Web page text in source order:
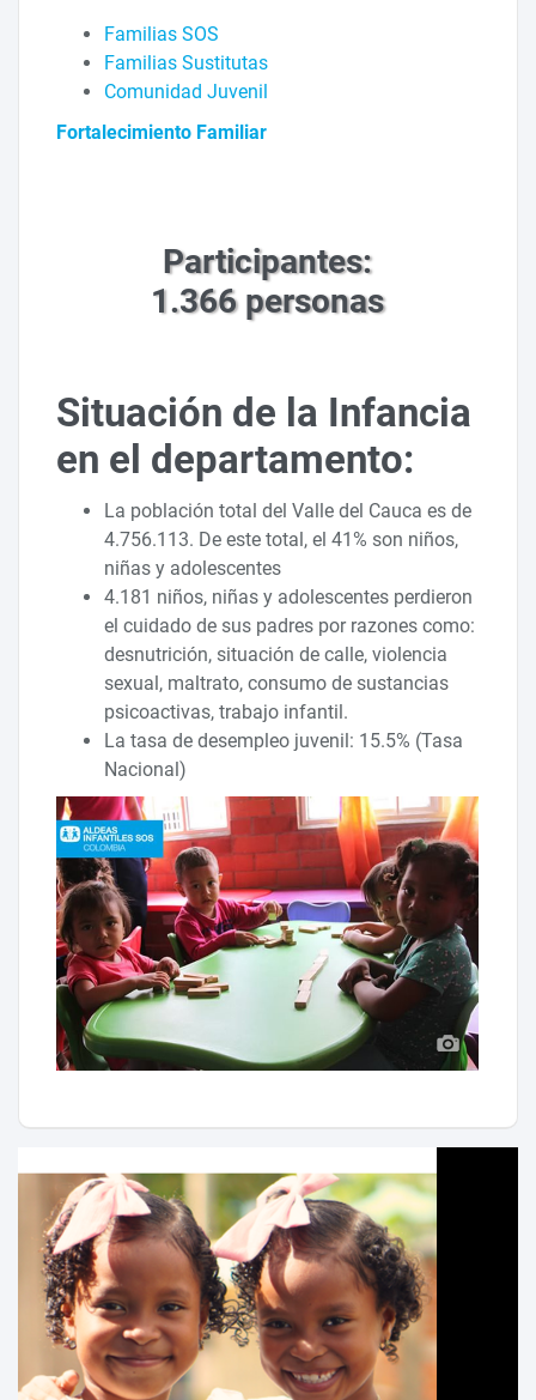
Familias SOS
Familias Sustitutas
Comunidad Juvenil
Fortalecimiento Familiar
Participantes:
1.366 personas
Situación de la Infancia
en el departamento:
La población total del Valle del Cauca es de
4.756.113. De este total, el 41% son niños,
niñas y adolescentes
4.181 niños, niñas y adolescentes perdieron
el cuidado de sus padres por razones como:
desnutrición, situación de calle, violencia
sexual, maltrato, consumo de sustancias
psicoactivas, trabajo infantil.
La tasa de desempleo juvenil: 15.5% (Tasa
Nacional)